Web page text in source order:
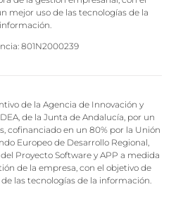
mejor uso de las tecnologías de la
información.
801N2000239
de la Agencia de Innovación y
de la Junta de Andalucía, por un
cofinanciado en un 80% por la Unión
Europeo de Desarrollo Regional,
Proyecto Software y APP a medida
de la empresa, con el objetivo de
las tecnologías de la información.